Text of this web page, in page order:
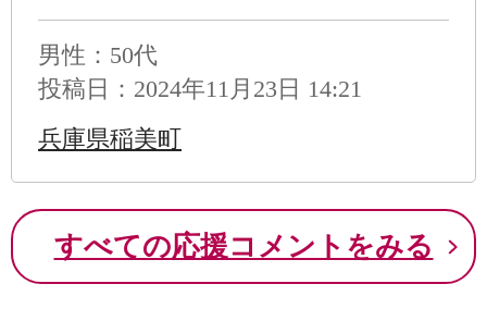
男性 ：50代
投稿日：2024年11月23日 14:21
兵庫県稲美町
すべての応援コメントをみる